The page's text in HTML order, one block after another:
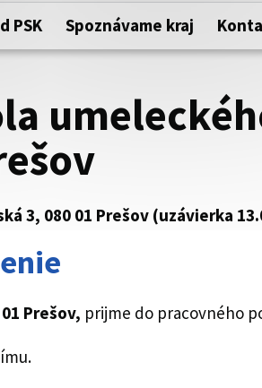
https:// pred názvom
PSK Spoznávame kraj
3, 080 01 Prešov (uzávierka
Prešov, prijme do pracovného